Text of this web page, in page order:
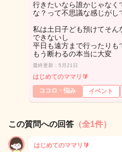
行きたいなら誰かじゃな
な？って不思議な感じがし
私は土日子ども預けてそん
できないし
平日も遠方まで行ったりも
もう断わるの本当に大変
最終更新：5月21日
はじめてのママリ🔰
ココロ・悩み
イベント
この質問への回答 （全1件）
はじめてのママリ🔰